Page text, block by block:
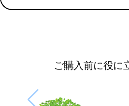
ご購入前に役に